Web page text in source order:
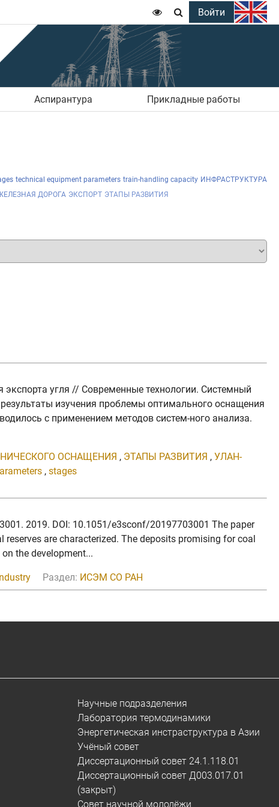
  Войти
Аспирантура Прикладные работы
technical equipment parameters train-handling capacity ИНФРАСТРУКТУРА
ДОРОГА ЭКСПОРТ ЭТАПЫ РАЗВИТИЯ
угля // Современные технологии. Системный
изучения проблемы оптимального оснащения
с применением методов систем-ного анализа.
ОСНАЩЕНИЯ , ЭТАПЫ РАЗВИТИЯ , УЛАН-
, stages
2019. DOI: 10.1051/e3sconf/20197703001 The paper
are characterized. The deposits promising for coal
the development...
Раздел: ИСЭМ СО РАН
Научные подразделения
Лаборатория термодинамики
Энергетическая инстраструктура в Азии
Учёный совет
Диссертационный совет 24.1.118.01
Диссертационный совет Д003.017.01
(закрыт)
Совет научной молодёжи